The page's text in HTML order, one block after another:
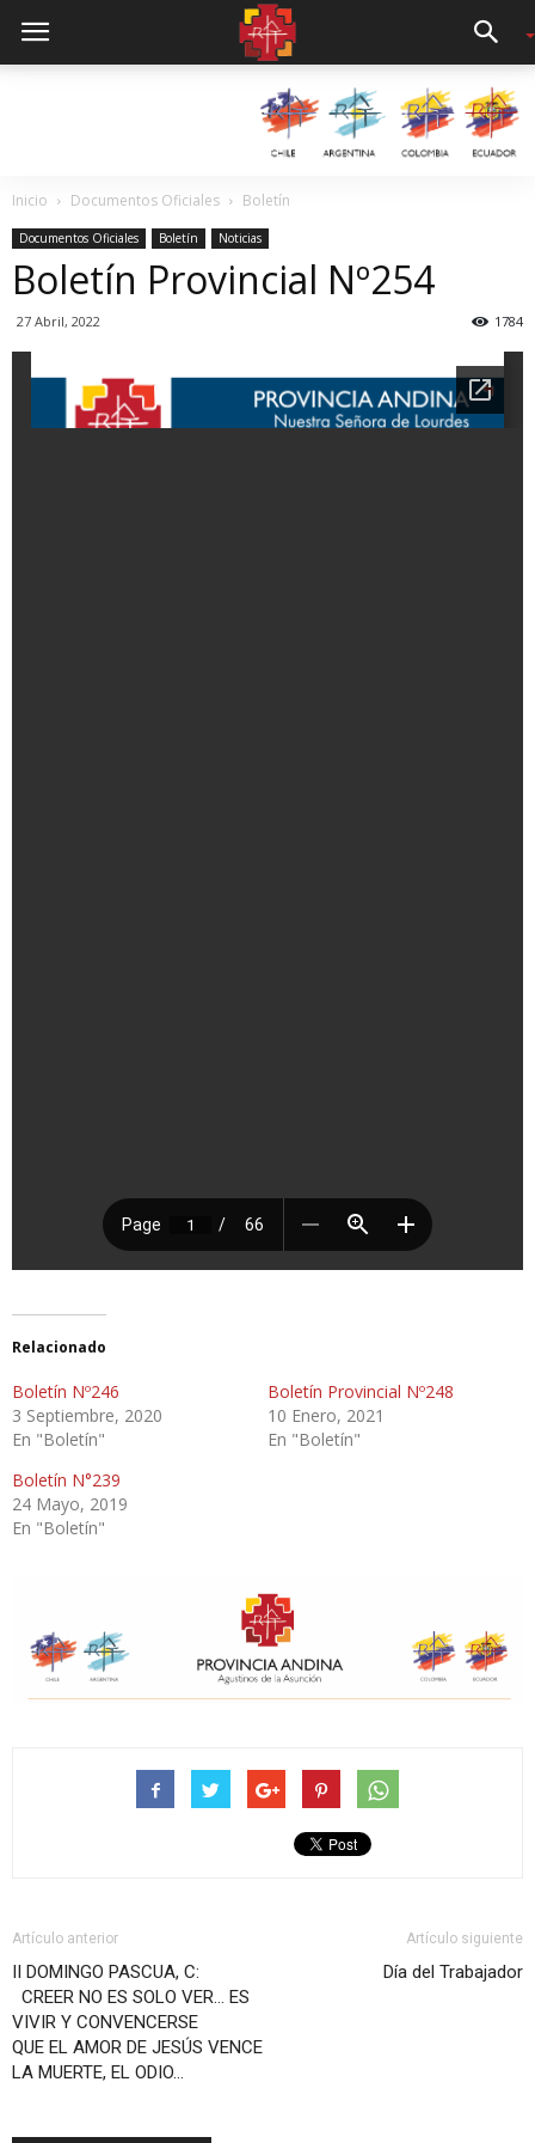
Inicio Documentos Oficiales Boletín
Documentos Oficiales Boletín Noticias
Boletín Provincial Nº254
27 Abril, 2022 1784
Relacionado
Boletín Nº246
3 Septiembre, 2020
En "Boletín"
Boletín Provincial Nº248
10 Enero, 2021
En "Boletín"
Boletín N°239
24 Mayo, 2019
En "Boletín"
Artículo anterior
II DOMINGO PASCUA, C:
CREER NO ES SOLO VER… ES
VIVIR Y CONVENCERSE
QUE EL AMOR DE JESÚS VENCE
LA MUERTE, EL ODIO…
Artículo siguiente
Día del Trabajador